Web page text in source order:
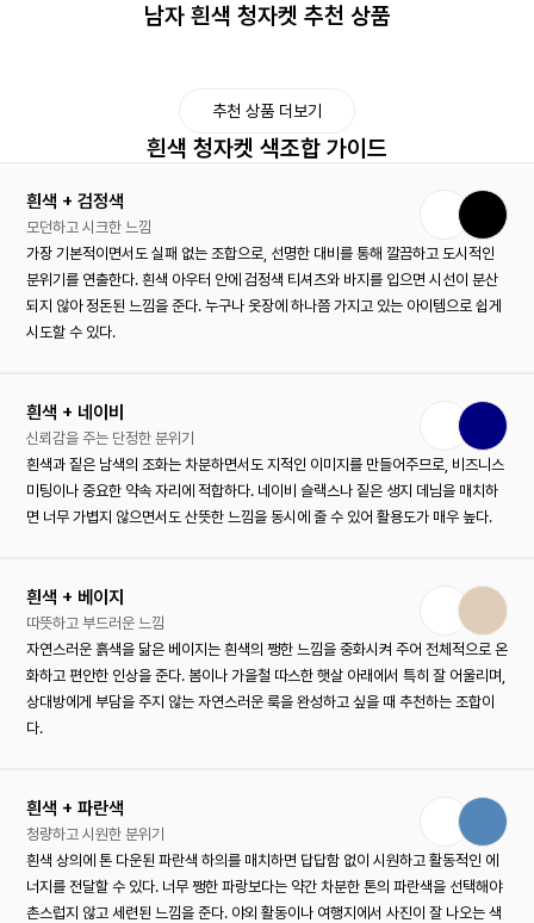
남자 흰색 청자켓 추천 상품
추천 상품 더보기
흰색 청자켓 색조합 가이드
흰색 + 검정색
모던하고 시크한 느낌
가장 기본적이면서도 실패 없는 조합으로, 선명한 대비를 통해 깔끔하고 도시적인
분위기를 연출한다. 흰색 아우터 안에 검정색 티셔츠와 바지를 입으면 시선이 분산
되지 않아 정돈된 느낌을 준다. 누구나 옷장에 하나쯤 가지고 있는 아이템으로 쉽게
시도할 수 있다.
흰색 + 네이비
신뢰감을 주는 단정한 분위기
흰색과 짙은 남색의 조화는 차분하면서도 지적인 이미지를 만들어주므로, 비즈니스
미팅이나 중요한 약속 자리에 적합하다. 네이비 슬랙스나 짙은 생지 데님을 매치하
면 너무 가볍지 않으면서도 산뜻한 느낌을 동시에 줄 수 있어 활용도가 매우 높다.
흰색 + 베이지
따뜻하고 부드러운 느낌
자연스러운 흙색을 닮은 베이지는 흰색의 쨍한 느낌을 중화시켜 주어 전체적으로 온
화하고 편안한 인상을 준다. 봄이나 가을철 따스한 햇살 아래에서 특히 잘 어울리며,
상대방에게 부담을 주지 않는 자연스러운 룩을 완성하고 싶을 때 추천하는 조합이
다.
흰색 + 파란색
청량하고 시원한 분위기
흰색 상의에 톤 다운된 파란색 하의를 매치하면 답답함 없이 시원하고 활동적인 에
너지를 전달할 수 있다. 너무 쨍한 파랑보다는 약간 차분한 톤의 파란색을 선택해야
촌스럽지 않고 세련된 느낌을 준다. 야외 활동이나 여행지에서 사진이 잘 나오는 색